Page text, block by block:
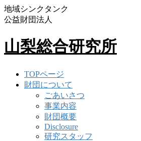
地域シンクタンク
公益財団法人
山梨総合研究所
TOPページ
財団について
ごあいさつ
事業内容
財団概要
Disclosure
研究スタッフ